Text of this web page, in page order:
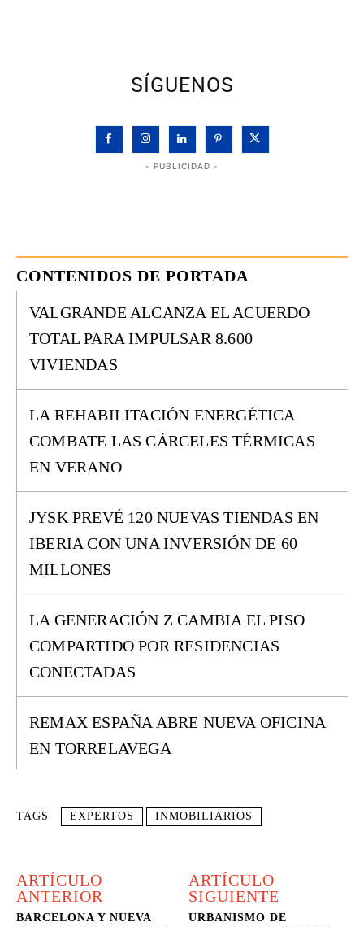
SÍGUENOS
- PUBLICIDAD -
CONTENIDOS DE PORTADA
VALGRANDE ALCANZA EL ACUERDO
TOTAL PARA IMPULSAR 8.600
VIVIENDAS
LA REHABILITACIÓN ENERGÉTICA
COMBATE LAS CÁRCELES TÉRMICAS
EN VERANO
JYSK PREVÉ 120 NUEVAS TIENDAS EN
IBERIA CON UNA INVERSIÓN DE 60
MILLONES
LA GENERACIÓN Z CAMBIA EL PISO
COMPARTIDO POR RESIDENCIAS
CONECTADAS
REMAX ESPAÑA ABRE NUEVA OFICINA
EN TORRELAVEGA
TAGS EXPERTOS INMOBILIARIOS
ARTÍCULO
ANTERIOR
BARCELONA Y NUEVA
ARTÍCULO
SIGUIENTE
URBANISMO DE